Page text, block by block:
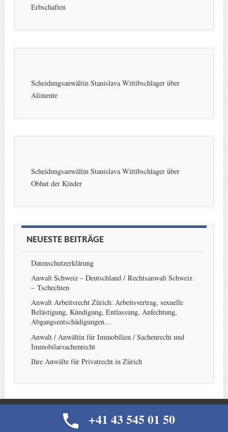
Erbschaften
Scheidungsanwältin Stanislava Wittibschlager über
Alimente
Scheidungsanwältin Stanislava Wittibschlager über
Obhut der Kinder
NEUESTE BEITRÄGE
Datenschutzerklärung
Anwalt Schweiz – Deutschland / Rechtsanwalt Schweiz
– Tschechien
Anwalt Arbeitsrecht Zürich: Arbeitsvertrag, sexuelle
Belästigung, Kündigung, Entlassung, Anfechtung,
Abgangsentschädigungen…
Anwalt / Anwältin für Immobilien / Sachenrecht und
Immobilarsachenrecht
Ihre Anwälte für Privatrecht in Zürich
© IHR ANWALT IN ZÜRICH
+41 43 545 01 50